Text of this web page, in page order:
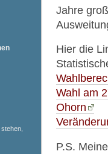
Jahre
Hier die
Wahl am
Ohorn
P.S.